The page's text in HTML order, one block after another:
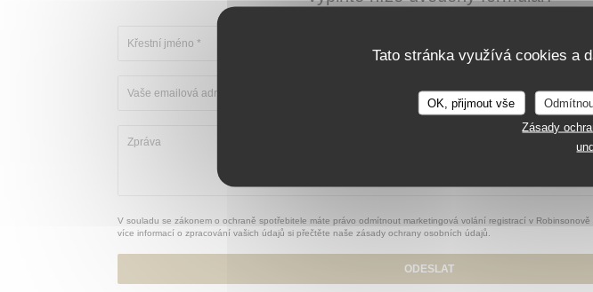
Tato stránka využívá cookies a
OK, přijmout vše
Zásady
V souladu se zákonem o ochraně spotřebitele máte právo odmítnout marketingová volání registrací v Robinsonově
více informací o zpracování vašich údajů si přečtěte naše zásady ochrany osobních údajů